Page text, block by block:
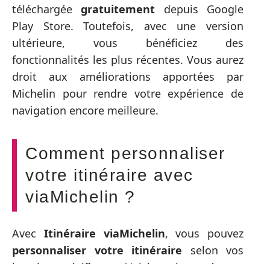
téléchargéegratuitement depuis Google
Play Store. Toutefois, avec une version
ultérieure, vous bénéficiez des
fonctionnalités les plus récentes. Vous aurez
droit aux améliorations apportées par
Michelin pour rendre votre expérience de
navigation encore meilleure.
Comment personnaliser
votre itinéraire avec
viaMichelin ?
Avec Itinéraire viaMichelin, vous pouvez
personnaliser votre itinéraire selon vos